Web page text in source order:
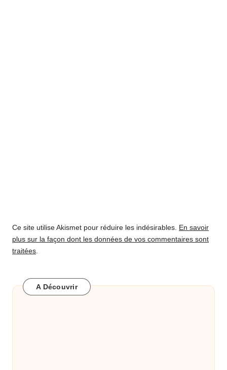
Ce site utilise Akismet pour réduire les indésirables. En savoir
plus sur la façon dont les données de vos commentaires sont
traitées
A Découvrir